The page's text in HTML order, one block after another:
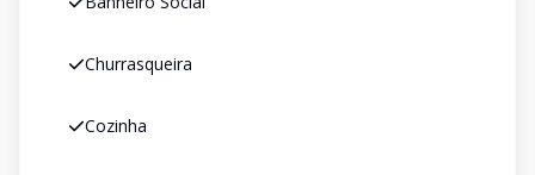
Churrasqueira
Cozinha